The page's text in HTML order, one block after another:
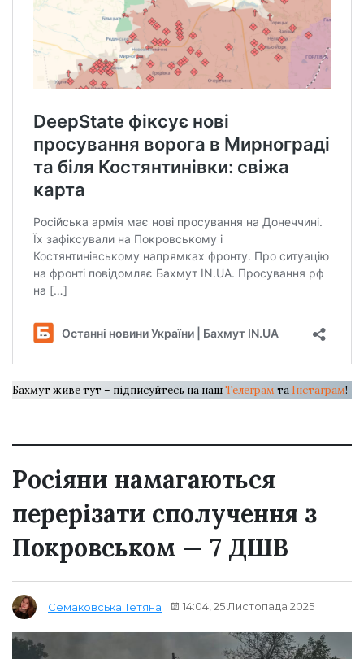
Бахмут живе тут – підписуйтесь на нашТелеграм та Інстаграм!
Росіяни намагаються
перерізати сполучення з
Покровськом — 7 ДШВ
Семаковська Тетяна 14:04, 25 Листопада 2025